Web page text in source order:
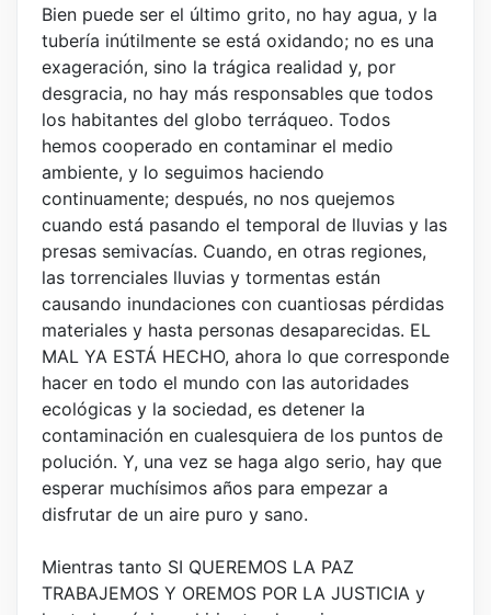
Bien puede ser el último grito, no hay agua, y la
tubería inútilmente se está oxidando; no es una
exageración, sino la trágica realidad y, por
desgracia, no hay más responsables que todos
los habitantes del globo terráqueo. Todos
hemos cooperado en contaminar el medio
ambiente, y lo seguimos haciendo
continuamente; después, no nos quejemos
cuando está pasando el temporal de lluvias y las
presas semivacías. Cuando, en otras regiones,
las torrenciales lluvias y tormentas están
causando inundaciones con cuantiosas pérdidas
materiales y hasta personas desaparecidas. EL
MAL YA ESTÁ HECHO, ahora lo que corresponde
hacer en todo el mundo con las autoridades
ecológicas y la sociedad, es detener la
contaminación en cualesquiera de los puntos de
polución. Y, una vez se haga algo serio, hay que
esperar muchísimos años para empezar a
disfrutar de un aire puro y sano.
Mientras tanto SI QUEREMOS LA PAZ
TRABAJEMOS Y OREMOS POR LA JUSTICIA y